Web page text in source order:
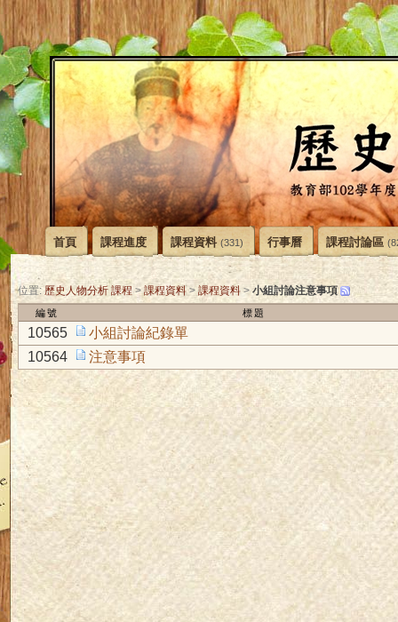
首頁 課程進度 課程資料 (331) 行事曆 課程討論區
位置:歷史人物分析 課程 > 課程資料> 課程資料 > 小組討論注意事項
編號 標題
10565
小組討論紀錄單
10564
注意事項